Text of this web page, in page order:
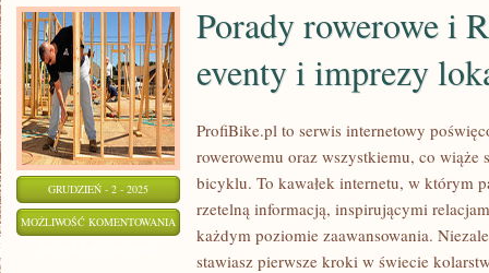
GRUDZIEŃ - 2 - 2025
MOŻLIWOŚĆ KOMENTOWANIA
ROWEROWE
Porady rowerowe i
eventy i imprezy
ProfiBike.pl to serwis internetowy
rowerowemu oraz wszystkiemu, co wiąże
bicyklu. To kawałek internetu, w którym
rzetelną informacją, inspirującymi
każdym poziomie zaawansowania.
stawiasz pierwsze kroki w świecie